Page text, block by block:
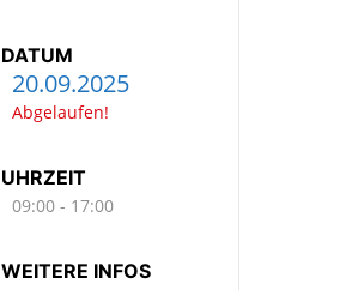
DATUM
20.09.2025
Abgelaufen!
UHRZEIT
09:00 - 17:00
WEITERE INFOS